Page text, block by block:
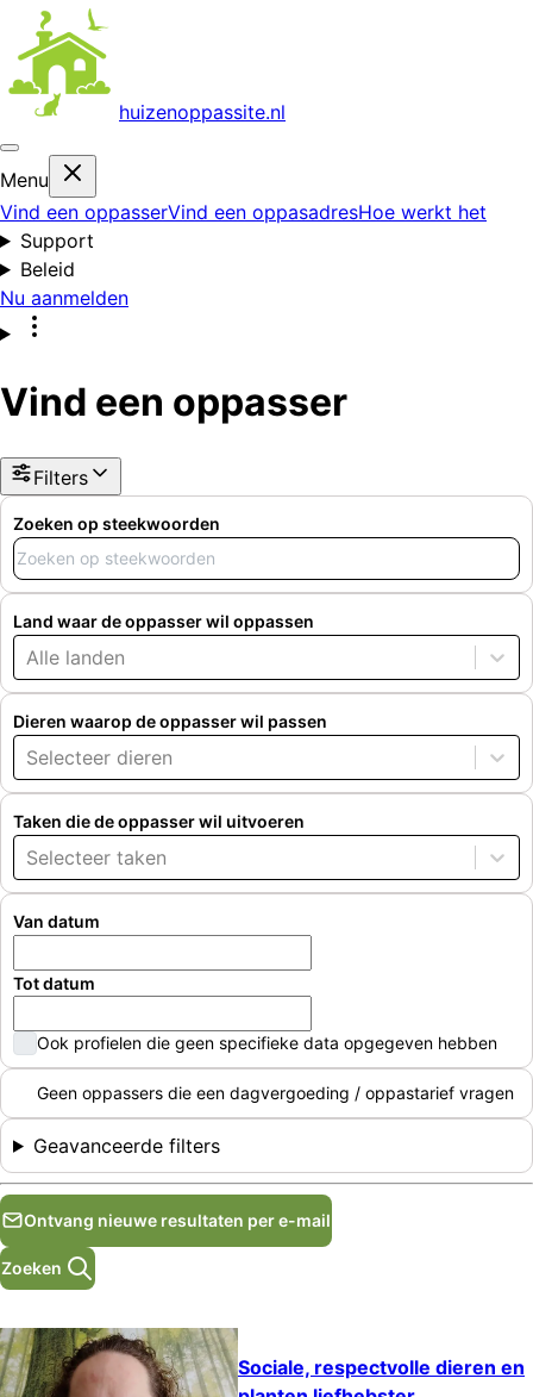
huizenoppassite.nl
Menu
Vind een oppasserVind een oppasadresHoe werkt het
Support
Beleid
Nu aanmelden
Vind een oppasser
Filters
Zoeken op steekwoorden
Land waar de oppasser wil oppassen
Alle landen
Dieren waarop de oppasser wil passen
Selecteer dieren
Taken die de oppasser wil uitvoeren
Selecteer taken
Van datum
Tot datum
Ook profielen die geen specifieke data opgegeven hebben
Geen oppassers die een dagvergoeding / oppastarief vragen
Geavanceerde filters
Ontvang nieuwe resultaten per e-mail
Zoeken
Sociale, respectvolle dieren en